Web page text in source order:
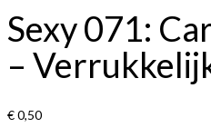
Sexy 071:
–
€0,50